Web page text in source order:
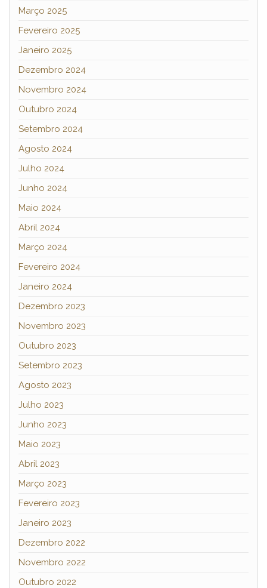
Março 2025
Fevereiro 2025
Janeiro 2025
Dezembro 2024
Novembro 2024
Outubro 2024
Setembro 2024
Agosto 2024
Julho 2024
Junho 2024
Maio 2024
Abril 2024
Março 2024
Fevereiro 2024
Janeiro 2024
Dezembro 2023
Novembro 2023
Outubro 2023
Setembro 2023
Agosto 2023
Julho 2023
Junho 2023
Maio 2023
Abril 2023
Março 2023
Fevereiro 2023
Janeiro 2023
Dezembro 2022
Novembro 2022
Outubro 2022